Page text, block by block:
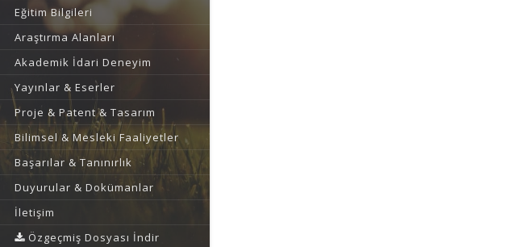
Eğitim Bilgileri
Araştırma Alanları
Akademik İdari Deneyim
Yayınlar & Eserler
Proje & Patent & Tasarım
Bilimsel & Mesleki Faaliyetler
Başarılar & Tanınırlık
Duyurular & Dokümanlar
İletişim
Özgeçmiş Dosyası İndir